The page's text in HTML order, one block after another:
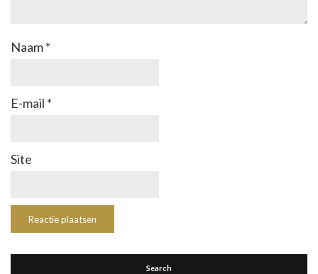
Naam*
E-mail *
Site
Search